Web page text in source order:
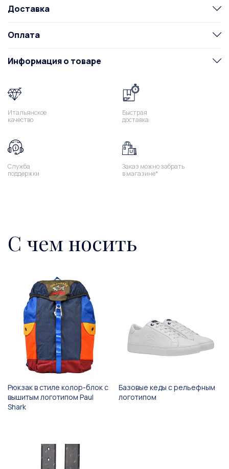
Доставка
Оплата
Информация о товаре
Итальянское
качество
Быстрая
доставка
Служба
поддержки
Заказ можно забрать
в магазине*
С чем носить
Рюкзак в стиле колор-блок с
вышитым логотипом Paul
Shark
Базовые кеды с рельефным
логотипом